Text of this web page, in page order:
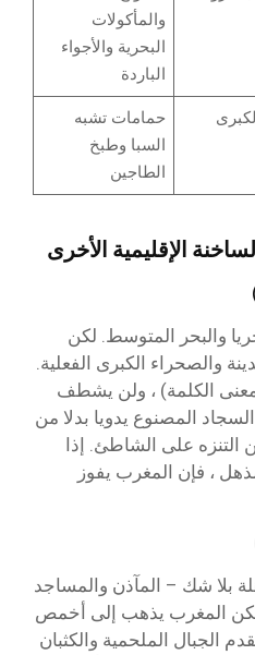
والمأكولات
البحرية والأجواء
الباردة
حمامات تشبه
السبا وطبخ
الطاجين
الإقليمية الأخرى
والبحر المتوسط. لكن
والصحراء الكبرى الفعلية.
معنى الكلمة) ، ولن يشطف
المصنوع يدويا بدلا من
التنزه على الشاطئ. إذا
، فإن المغرب يفوز
بلا شك – المآذن والمساجد
المغرب يذهب إلى أخمص
الجبال الملحمية والكثبان